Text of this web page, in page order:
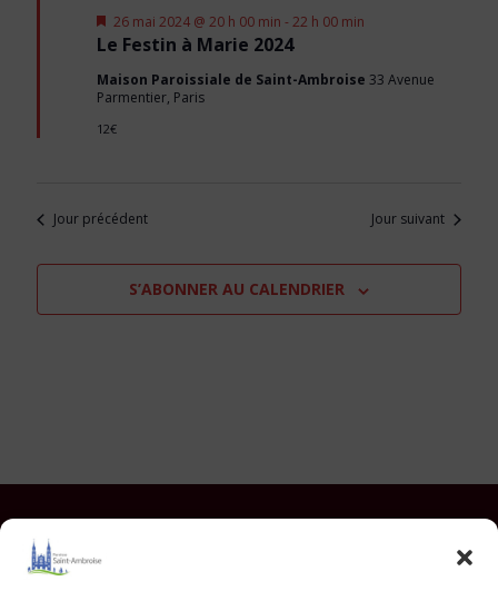
Le Festin à Marie 2024
Mis
en
avant
26 mai 2024 @ 20 h 00 min - 22 h 00 min
Maison Paroissiale de Saint-Ambroise 33 Avenue
Parmentier, Paris
12€
Jour précédent Jour suivant
S’ABONNER AU CALENDRIER